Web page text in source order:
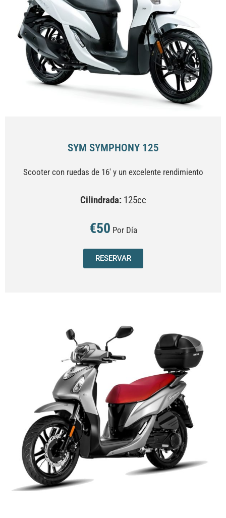
SYM SYMPHONY 125
Scooter con ruedas de 16' y un excelente rendimiento
Cilindrada:125cc
€50 Por Día
RESERVAR